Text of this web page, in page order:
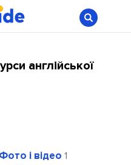
англійської
Фото і відео 1